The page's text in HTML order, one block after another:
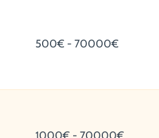
500€ - 70000€